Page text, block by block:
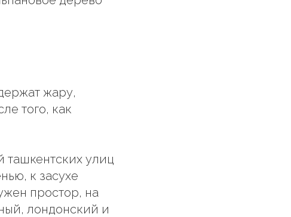
жару,
того, как
ташкентских улиц
к засухе
простор, на
лондонский и